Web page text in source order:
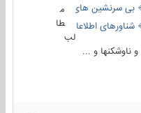
سرنشین های دریایی
اطلاعاتی و جاسوسی
طا
لب
و ...